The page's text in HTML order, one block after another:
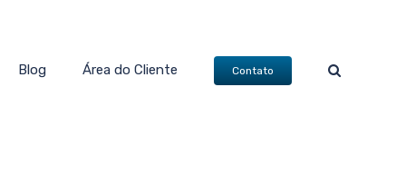
Blog Área do Cliente Contato